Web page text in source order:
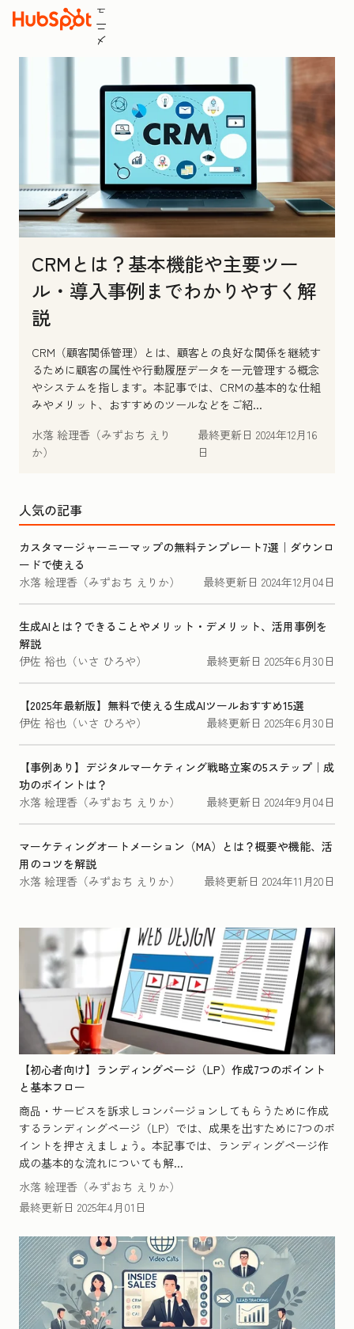
メ
ニ
ュ
CRMとは？基本機能や主要ツー
ル・導入事例までわかりやすく解
説
CRM（顧客関係管理）とは、顧客との良好な関係を継続す
るために顧客の属性や行動履歴データを一元管理する概念
やシステムを指します。本記事では、CRMの基本的な仕組
みやメリット、おすすめのツールなどをご紹...
水落 絵理香（みずおち えり
か）
最終更新日 2024年12月16
日
人気の記事
カスタマージャーニーマップの無料テンプレート7選｜ダウンロ
ードで使える
水落 絵理香（みずおち えりか）
最終更新日 2024年12月04日
生成AIとは？できることやメリット・デメリット、活用事例を
解説
伊佐 裕也（いさ ひろや）
最終更新日 2025年6月30日
【2025年最新版】無料で使える生成AIツールおすすめ15選
伊佐 裕也（いさ ひろや）
最終更新日 2025年6月30日
【事例あり】デジタルマーケティング戦略立案の5ステップ｜成
功のポイントは？
水落 絵理香（みずおち えりか）
最終更新日 2024年9月04日
マーケティングオートメーション（MA）とは？概要や機能、活
用のコツを解説
水落 絵理香（みずおち えりか）
最終更新日 2024年11月20日
【初心者向け】ランディングページ（LP）作成7つのポイント
と基本フロー
商品・サービスを訴求しコンバージョンしてもらうために作成
するランディングページ（LP）では、成果を出すために7つのポ
イントを押さえましょう。本記事では、ランディングページ作
成の基本的な流れについても解...
水落 絵理香（みずおち えりか）
最終更新日 2025年4月01日